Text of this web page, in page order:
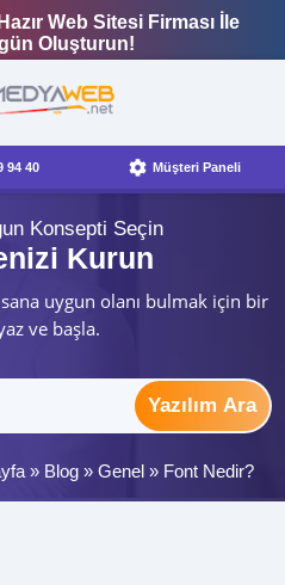
Web Sitesi Firması İle
Oluşturun!
94 40 Müşteri Paneli
Konsepti Seçin
Kurun
uygun olanı bulmak için bir
ve başla.
Yazılım Ara
» Blog » Genel » Font Nedir?